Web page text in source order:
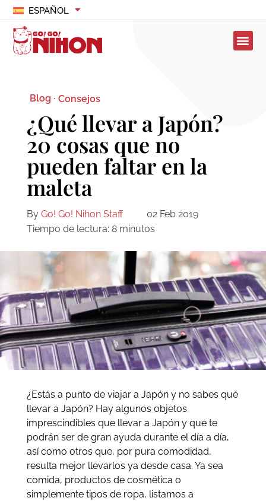
ESPAÑOL
Blog · Consejos
¿Qué llevar a Japón?
20 cosas que no
pueden faltar en la
maleta
By Go! Go! Nihon Staff
02 Feb 2019
Tiempo de lectura: 8 minutos
¿Estás a punto de viajar a Japón y no sabes qué
llevar a Japón? Hay algunos objetos
imprescindibles que llevar a Japón y que te
podrán ser de gran ayuda durante el día a día,
así como otros que, por pura comodidad,
resulta mejor llevarlos ya desde casa. Ya sea
comida, productos de cosmética o
simplemente tipos de ropa, listamos a